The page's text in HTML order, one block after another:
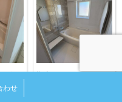
ト
ち
“パティオベージ
わせ